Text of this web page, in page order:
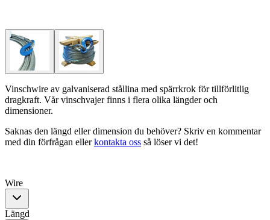
Vinschwire av galvaniserad stållina med spärrkrok för tillförlitlig
dragkraft. Vår vinschvajer finns i flera olika längder och
dimensioner.
Saknas den längd eller dimension du behöver? Skriv en kommentar
med din förfrågan ellerkontakta oss så löser vi det!
Wire
Längd